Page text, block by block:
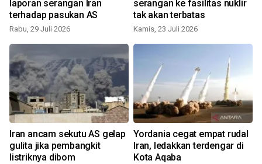
laporan serangan Iran
terhadap pasukan AS
Rabu, 29 Juli 2026
serangan ke fasilitas nuklir
tak akan terbatas
Kamis, 23 Juli 2026
Iran ancam sekutu AS gelap
gulita jika pembangkit
listriknya dibom
Yordania cegat empat rudal
Iran, ledakkan terdengar di
Kota Aqaba